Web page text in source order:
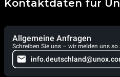
Kontaktdaten für
Allgemeine Anfragen
Schreiben Sie uns – wir melden uns